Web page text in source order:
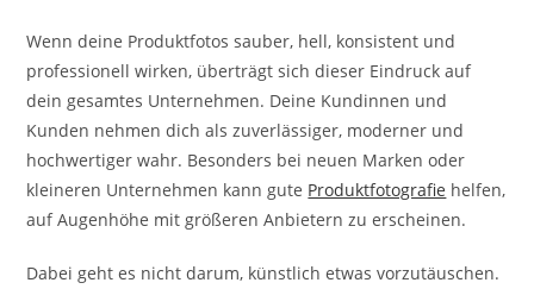
Wenn deine Produktfotos sauber, hell, konsistent und
professionell wirken, überträgt sich dieser Eindruck auf
dein gesamtes Unternehmen. Deine Kundinnen und
Kunden nehmen dich als zuverlässiger, moderner und
hochwertiger wahr. Besonders bei neuen Marken oder
kleineren Unternehmen kann gute Produktfotografie helfen,
auf Augenhöhe mit größeren Anbietern zu erscheinen.
Dabei geht es nicht darum, künstlich etwas vorzutäuschen.